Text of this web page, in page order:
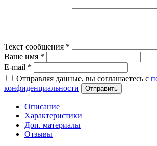
Текст сообщения *
Ваше имя *
E-mail *
Отправляя данные, вы соглашаетесь с
конфиденциальности
Отправить
Описание
Характеристики
Доп. материалы
Отзывы